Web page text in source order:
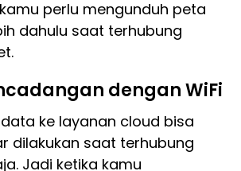
perlu mengunduh peta
dahulu saat terhubung
dengan WiFi
ke layanan cloud bisa
dilakukan saat terhubung
Jadi ketika kamu